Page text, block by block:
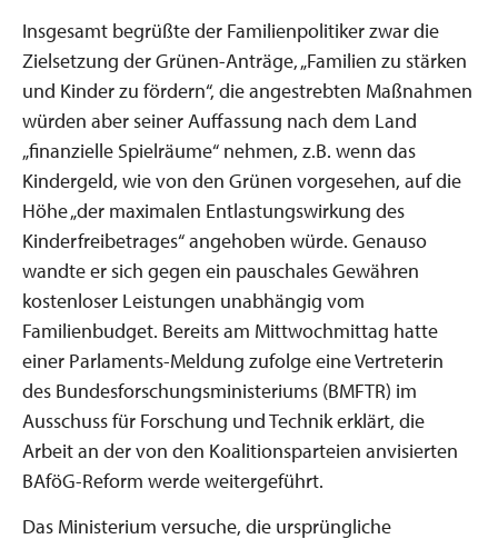
Insgesamt begrüßte der Familienpolitiker zwar die
Zielsetzung der Grünen-Anträge, „Familien zu stärken
und Kinder zu fördern“, die angestrebten Maßnahmen
würden aber seiner Auffassung nach dem Land
„finanzielle Spielräume“ nehmen, z.B. wenn das
Kindergeld, wie von den Grünen vorgesehen, auf die
Höhe „der maximalen Entlastungswirkung des
Kinderfreibetrages“ angehoben würde. Genauso
wandte er sich gegen ein pauschales Gewähren
kostenloser Leistungen unabhängig vom
Familienbudget. Bereits am Mittwochmittag hatte
einer Parlaments-Meldung zufolge eine Vertreterin
des Bundesforschungsministeriums (BMFTR) im
Ausschuss für Forschung und Technik erklärt, die
Arbeit an der von den Koalitionsparteien anvisierten
BAföG-Reform werde weitergeführt.
Das Ministerium versuche, die ursprüngliche